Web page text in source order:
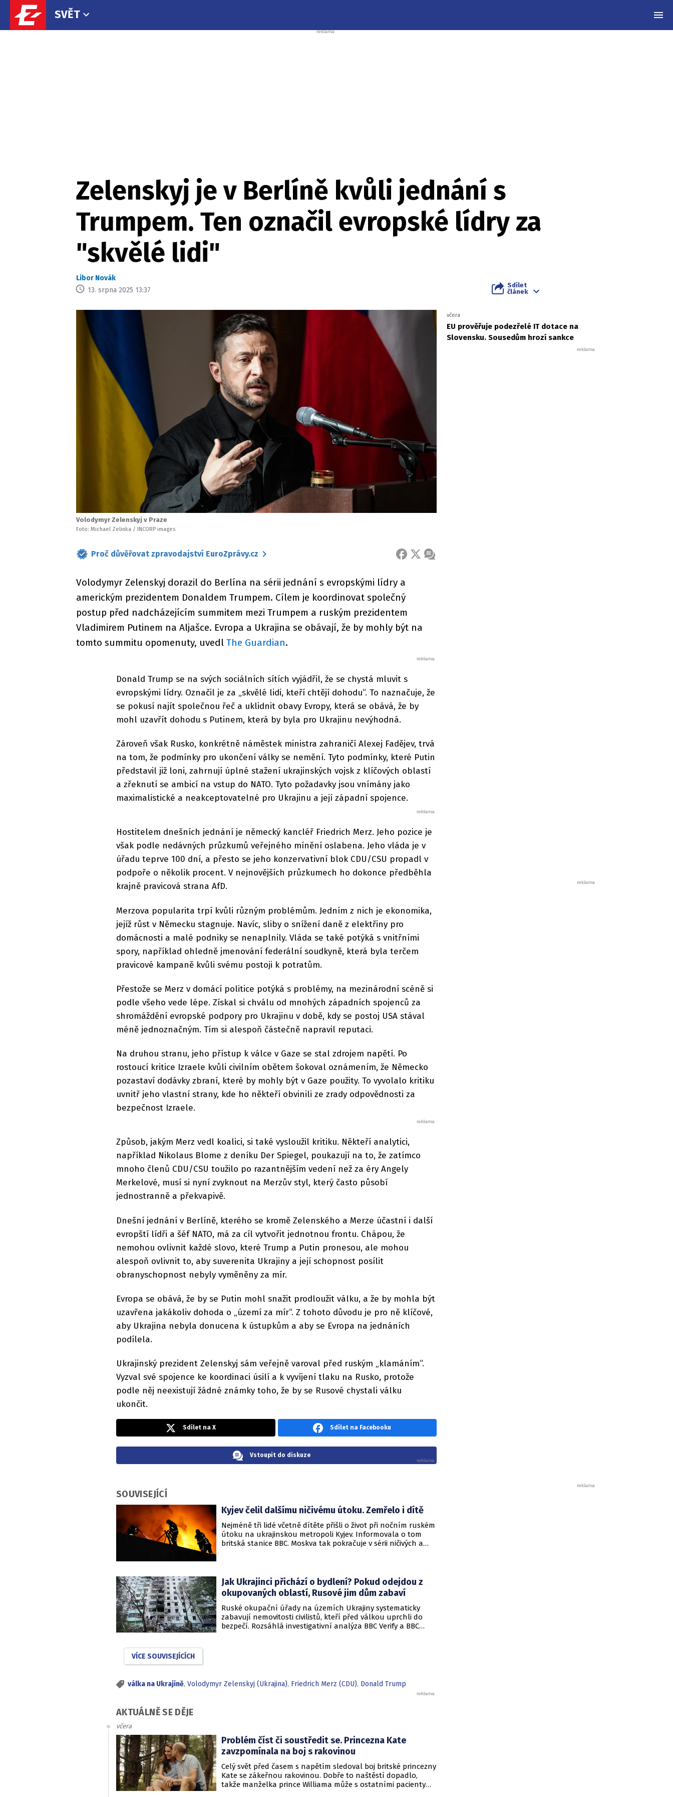
SVĚT
Zelenskyj je v Berlíně kvůli jednání s
Trumpem. Ten označil evropské lídry za
"skvělé lidi"
Libor Novák
13. srpna 2025 13:37
Sdílet
článek
Volodymyr Zelenskyj v Praze
Foto: Michael Zelinka / INCORP images
Proč důvěřovat zpravodajství EuroZprávy.cz FACEBOOK
X ZPRÁVA
Volodymyr Zelenskyj dorazil do Berlína na sérii jednání s evropskými lídry a
americkým prezidentem Donaldem Trumpem. Cílem je koordinovat společný
postup před nadcházejícím summitem mezi Trumpem a ruským prezidentem
Vladimirem Putinem na Aljašce. Evropa a Ukrajina se obávají, že by mohly být na
tomto summitu opomenuty, uvedl The Guardian.
Donald Trump se na svých sociálních sítích vyjádřil, že se chystá mluvit s
evropskými lídry. Označil je za „skvělé lidi, kteří chtějí dohodu“. To naznačuje, že
se pokusí najít společnou řeč a uklidnit obavy Evropy, která se obává, že by
mohl uzavřít dohodu s Putinem, která by byla pro Ukrajinu nevýhodná.
Zároveň však Rusko, konkrétně náměstek ministra zahraničí Alexej Fadějev, trvá
na tom, že podmínky pro ukončení války se nemění. Tyto podmínky, které Putin
představil již loni, zahrnují úplné stažení ukrajinských vojsk z klíčových oblastí
a zřeknutí se ambicí na vstup do NATO. Tyto požadavky jsou vnímány jako
maximalistické a neakceptovatelné pro Ukrajinu a její západní spojence.
Hostitelem dnešních jednání je německý kancléř Friedrich Merz. Jeho pozice je
však podle nedávných průzkumů veřejného mínění oslabena. Jeho vláda je v
úřadu teprve 100 dní, a přesto se jeho konzervativní blok CDU/CSU propadl v
podpoře o několik procent. V nejnovějších průzkumech ho dokonce předběhla
krajně pravicová strana AfD.
Merzova popularita trpí kvůli různým problémům. Jedním z nich je ekonomika,
jejíž růst v Německu stagnuje. Navíc, sliby o snížení daně z elektřiny pro
domácnosti a malé podniky se nenaplnily. Vláda se také potýká s vnitřními
spory, například ohledně jmenování federální soudkyně, která byla terčem
pravicové kampaně kvůli svému postoji k potratům.
Přestože se Merz v domácí politice potýká s problémy, na mezinárodní scéně si
podle všeho vede lépe. Získal si chválu od mnohých západních spojenců za
shromáždění evropské podpory pro Ukrajinu v době, kdy se postoj USA stával
méně jednoznačným. Tím si alespoň částečně napravil reputaci.
Na druhou stranu, jeho přístup k válce v Gaze se stal zdrojem napětí. Po
rostoucí kritice Izraele kvůli civilním obětem šokoval oznámením, že Německo
pozastaví dodávky zbraní, které by mohly být v Gaze použity. To vyvolalo kritiku
uvnitř jeho vlastní strany, kde ho někteří obvinili ze zrady odpovědnosti za
bezpečnost Izraele.
Způsob, jakým Merz vedl koalici, si také vysloužil kritiku. Někteří analytici,
například Nikolaus Blome z deníku Der Spiegel, poukazují na to, že zatímco
mnoho členů CDU/CSU toužilo po razantnějším vedení než za éry Angely
Merkelové, musí si nyní zvyknout na Merzův styl, který často působí
jednostranně a překvapivě.
Dnešní jednání v Berlíně, kterého se kromě Zelenského a Merze účastní i další
evropští lídři a šéf NATO, má za cíl vytvořit jednotnou frontu. Chápou, že
nemohou ovlivnit každé slovo, které Trump a Putin pronesou, ale mohou
alespoň ovlivnit to, aby suverenita Ukrajiny a její schopnost posílit
obranyschopnost nebyly vyměněny za mír.
Evropa se obává, že by se Putin mohl snažit prodloužit válku, a že by mohla být
uzavřena jakákoliv dohoda o „území za mír“. Z tohoto důvodu je pro ně klíčové,
aby Ukrajina nebyla donucena k ústupkům a aby se Evropa na jednáních
podílela.
Ukrajinský prezident Zelenskyj sám veřejně varoval před ruským „klamáním“.
Vyzval své spojence ke koordinaci úsilí a k vyvíjení tlaku na Rusko, protože
podle něj neexistují žádné známky toho, že by se Rusové chystali válku
ukončit.
včera
EU prověřuje podezřelé IT dotace na
Slovensku. Sousedům hrozí sankce
Sdílet na X Sdílet na Facebooku
Vstoupit do diskuze
SOUVISEJÍCÍ
Kyjev čelil dalšímu ničivému útoku. Zemřelo i dítě
Nejméně tři lidé včetně dítěte přišli o život při nočním ruském
útoku na ukrajinskou metropoli Kyjev. Informovala o tom
britská stanice BBC. Moskva tak pokračuje v sérii ničivých a
Jak Ukrajinci přichází o bydlení? Pokud odejdou z
okupovaných oblastí, Rusové jim dům zabaví
Ruské okupační úřady na územích Ukrajiny systematicky
zabavují nemovitosti civilistů, kteří před válkou uprchli do
bezpečí. Rozsáhlá investigativní analýza BBC Verify a BBC
VÍCE SOUVISEJÍCÍCH
válka na Ukrajině, Volodymyr Zelenskyj (Ukrajina), Friedrich Merz (CDU), Donald Trump
AKTUÁLNĚ SE DĚJE
včera
Problém číst či soustředit se. Princezna Kate
zavzpomínala na boj s rakovinou
Celý svět před časem s napětím sledoval boj britské princezny
Kate se zákeřnou rakovinou. Dobře to naštěstí dopadlo,
takže manželka prince Williama může s ostatními pacienty